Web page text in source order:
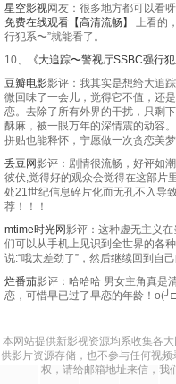
星空影视网友：很多地方都可以看
免费在线观看【高清流畅】
上看的
行犯系〜”就能看了。
10、
《大追踪〜警视厅SSBC强行
豆瓣电影影评：我其实是想给大追
微回味了一会儿，觉得它不值，还
恋。去除了所有外界的干扰，只剩
酥麻，被一眼万年的深情震的动容
拼贴也能释怀，宁愿做一次贪恋美
丢豆网影评：剧情很流畅，好评如
彼伏,觉得好的观众会觉得在这部片
处21世纪信息碎片化而无孔不入导
荐！！！
mtime时光网影评：这种虚无主义
们可以从手机上见识到全世界的各
说:“哦太差劲了”，然后继续回到自
烂番茄影评：哈哈哈 男女主角真是
恋，可惜早已过了早恋的年龄！
本网站提供新影视资源均系收集各
供影片资源存储，也不参与任何视
权，请给邮箱地址来信，我